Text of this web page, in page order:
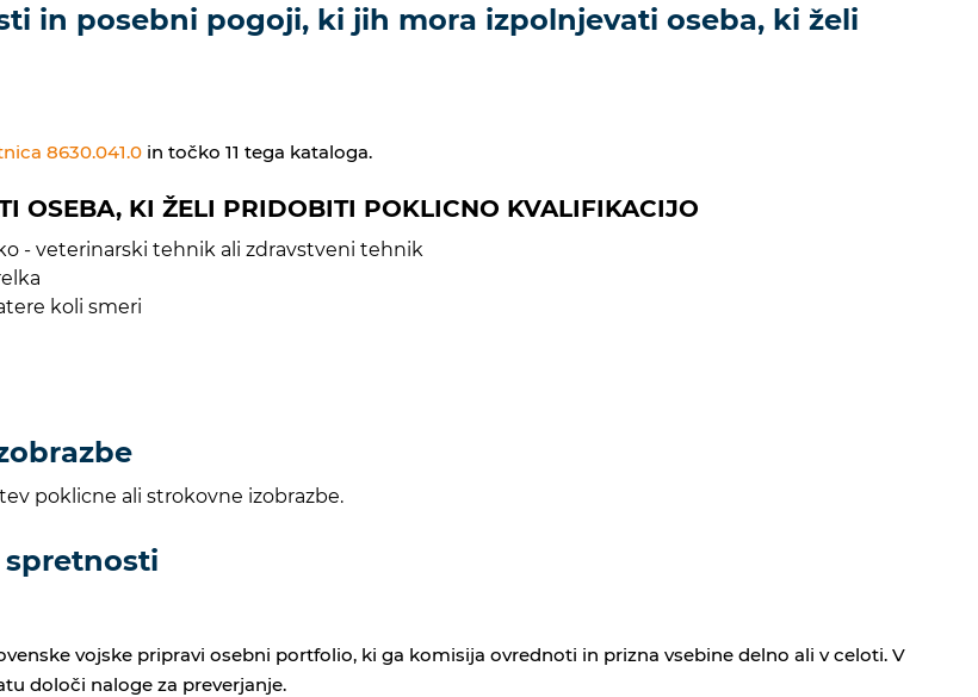
in posebni pogoji, ki jih mora izpolnjevati oseba, ki želi
8630.041.0 in točko 11 tega kataloga.
OSEBA, KI ŽELI PRIDOBITI POKLICNO KVALIFIKACIJO
- veterinarski tehnik ali zdravstveni tehnik
koli smeri
poklicne ali strokovne izobrazbe.
vojske pripravi osebni portfolio, ki ga komisija ovrednoti in prizna vsebine delno ali v celoti. V
določi naloge za preverjanje.